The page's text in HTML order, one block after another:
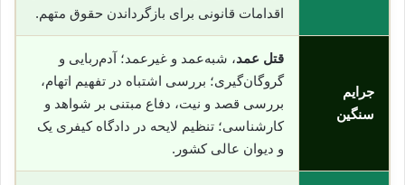
اقدامات قانونی برای بازگرداندن حقوق متهم.
جرایم
سنگین
قتل عمد، شبه‌عمد و غیرعمد؛ آدم‌ربایی و
گروگان‌گیری؛ بررسی اشتباه در تفهیم اتهام،
بررسی قصد و نیت، دفاع مبتنی بر شواهد و
کارشناسی؛ تنظیم لایحه در دادگاه کیفری یک
و دیوان عالی کشور.